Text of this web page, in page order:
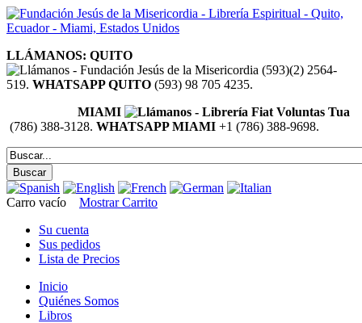
LLÁMANOS: QUITO
(593)(2) 2564-
519. WHATSAPP QUITO (593) 98 705 4235.
MIAMI
(786) 388-3128. WHATSAPP MIAMI +1 (786) 388-9698.
Carro vacío
Mostrar Carrito
Su cuenta
Sus pedidos
Lista de Precios
Inicio
Quiénes Somos
Libros